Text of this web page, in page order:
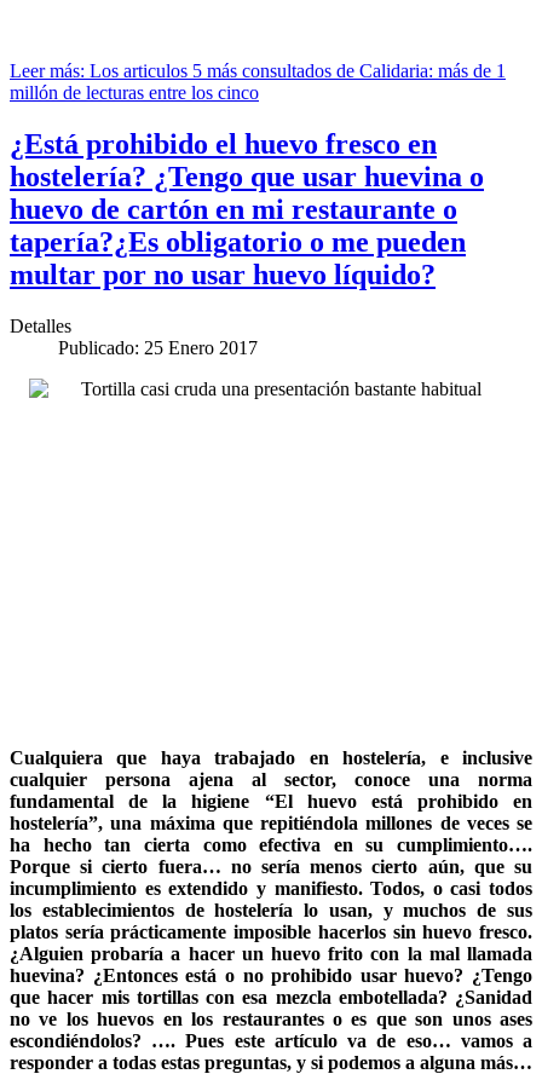
Leer más: Los articulos 5 más consultados de Calidaria: más de 1
millón de lecturas entre los cinco
¿Está prohibido el huevo fresco en
hostelería? ¿Tengo que usar huevina o
huevo de cartón en mi restaurante o
tapería?¿Es obligatorio o me pueden
multar por no usar huevo líquido?
Detalles
Publicado: 25 Enero 2017
Cualquiera que haya trabajado en hostelería, e inclusive
cualquier persona ajena al sector, conoce una norma
fundamental de la higiene “El huevo está prohibido en
hostelería”, una máxima que repitiéndola millones de veces se
ha hecho tan cierta como efectiva en su cumplimiento….
Porque si cierto fuera… no sería menos cierto aún, que su
incumplimiento es extendido y manifiesto. Todos, o casi todos
los establecimientos de hostelería lo usan, y muchos de sus
platos sería prácticamente imposible hacerlos sin huevo fresco.
¿Alguien probaría a hacer un huevo frito con la mal llamada
huevina? ¿Entonces está o no prohibido usar huevo? ¿Tengo
que hacer mis tortillas con esa mezcla embotellada? ¿Sanidad
no ve los huevos en los restaurantes o es que son unos ases
escondiéndolos? …. Pues este artículo va de eso… vamos a
responder a todas estas preguntas, y si podemos a alguna más…